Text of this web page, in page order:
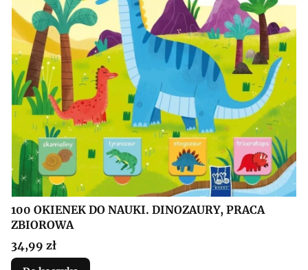
100 OKIENEK DO NAUKI. DINOZAURY, PRACA
ZBIOROWA
Cena
34,99 zł